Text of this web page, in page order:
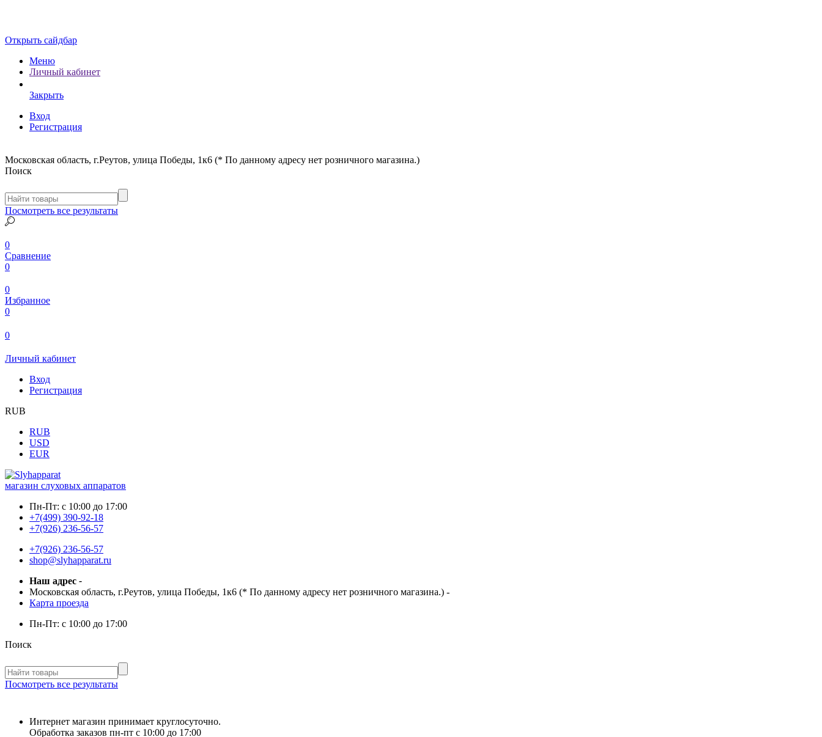
Открыть сайдбар
Меню
Личный кабинет
Закрыть
Вход
Регистрация
Московская область, г.Реутов, улица Победы, 1к6 (* По данному адресу нет розничного магазина.)
Поиск
Посмотреть все результаты
0
Сравнение
0
0
Избранное
0
0
Личный кабинет
Вход
Регистрация
RUB
RUB
USD
EUR
магазин слуховых аппаратов
Пн-Пт: с 10:00 до 17:00
+7(499) 390-92-18
+7(926) 236-56-57
+7(926) 236-56-57
shop@slyhapparat.ru
Наш адрес -
Московская область, г.Реутов, улица Победы, 1к6 (* По данному адресу нет розничного магазина.) -
Карта проезда
Пн-Пт: с 10:00 до 17:00
Поиск
Посмотреть все результаты
Интернет магазин принимает круглосуточно.
Обработка заказов пн-пт с 10:00 до 17:00